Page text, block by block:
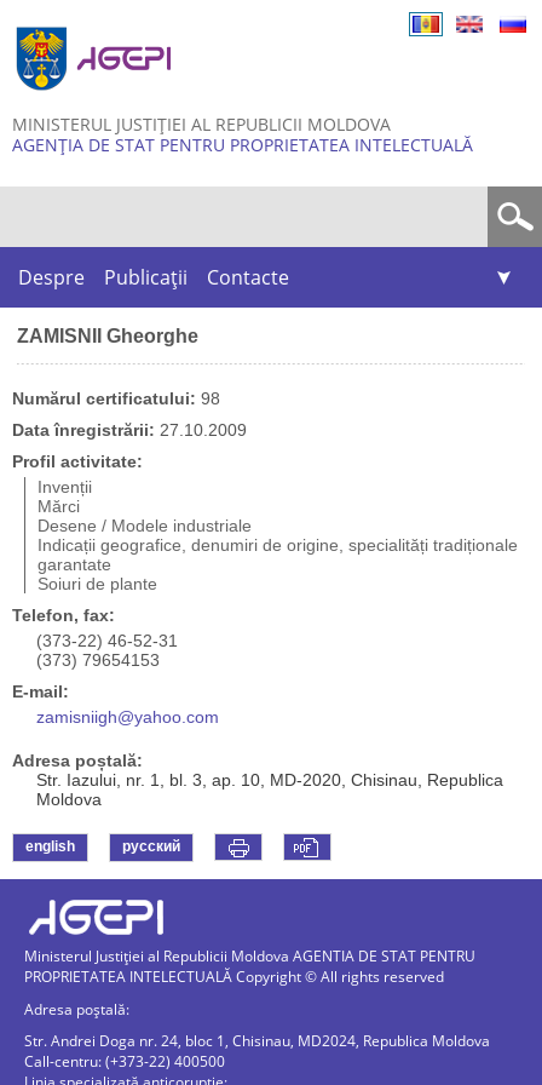
MINISTERUL JUSTIȚIEI AL REPUBLICII MOLDOVA
AGENȚIA DE STAT PENTRU PROPRIETATEA INTELECTUALĂ
Despre Publicații Contacte
ZAMISNII Gheorghe
Numărul certificatului: 98
Data înregistrării: 27.10.2009
Profil activitate:
Invenții
Mărci
Desene / Modele industriale
Indicații geografice, denumiri de origine, specialități tradiționale
garantate
Soiuri de plante
Telefon, fax:
(373-22) 46-52-31
(373) 79654153
E-mail:
zamisniigh@yahoo.com
Adresa poștală:
Str. Iazului, nr. 1, bl. 3, ap. 10, MD-2020, Chisinau, Republica
Moldova
english русский
Ministerul Justiției al Republicii Moldova AGENTIA DE STAT PENTRU
PROPRIETATEA INTELECTUALĂ Copyright © All rights reserved
Adresa poștală:
Str. Andrei Doga nr. 24, bloc 1, Chisinau, MD2024, Republica Moldova
Call-centru: (+373-22) 400500